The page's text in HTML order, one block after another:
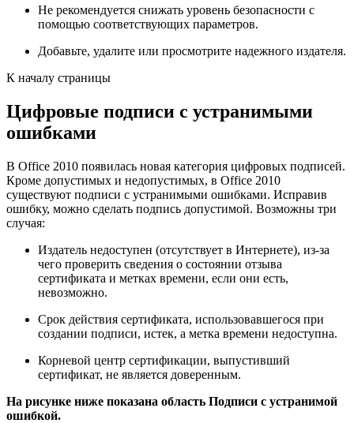
Не рекомендуется снижать уровень безопасности с
помощью соответствующих параметров.
Добавьте, удалите или просмотрите надежного издателя.
К началу страницы
Цифровые подписи с устранимыми
ошибками
В Office 2010 появилась новая категория цифровых подписей.
Кроме допустимых и недопустимых, в Office 2010
существуют подписи с устранимыми ошибками. Исправив
ошибку, можно сделать подпись допустимой. Возможны три
случая:
Издатель недоступен (отсутствует в Интернете), из-за
чего проверить сведения о состоянии отзыва
сертификата и метках времени, если они есть,
невозможно.
Срок действия сертификата, использовавшегося при
создании подписи, истек, а метка времени недоступна.
Корневой центр сертификации, выпустивший
сертификат, не является доверенным.
На рисунке ниже показана область Подписи с устранимой
ошибкой.